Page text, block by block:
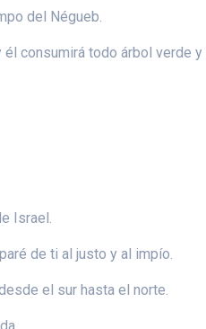
del Négueb.
consumirá todo árbol verde
Israel.
de ti al justo y al impío.
el sur hasta el norte.